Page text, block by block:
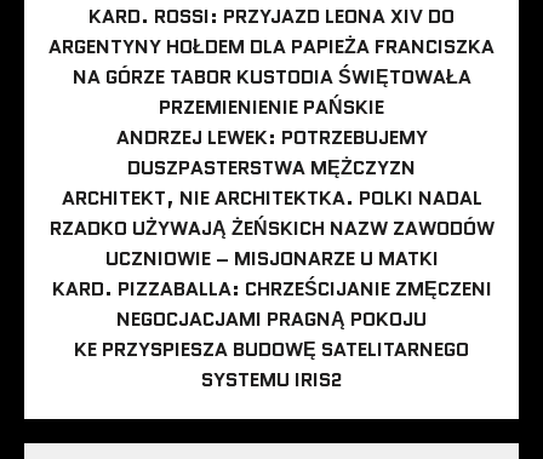
KARD. ROSSI: PRZYJAZD LEONA XIV DO
ARGENTYNY HOŁDEM DLA PAPIEŻA FRANCISZKA
NA GÓRZE TABOR KUSTODIA ŚWIĘTOWAŁA
PRZEMIENIENIE PAŃSKIE
ANDRZEJ LEWEK: POTRZEBUJEMY
DUSZPASTERSTWA MĘŻCZYZN
ARCHITEKT, NIE ARCHITEKTKA. POLKI NADAL
RZADKO UŻYWAJĄ ŻEŃSKICH NAZW ZAWODÓW
UCZNIOWIE – MISJONARZE U MATKI
KARD. PIZZABALLA: CHRZEŚCIJANIE ZMĘCZENI
NEGOCJACJAMI PRAGNĄ POKOJU
KE PRZYSPIESZA BUDOWĘ SATELITARNEGO
SYSTEMU IRIS2